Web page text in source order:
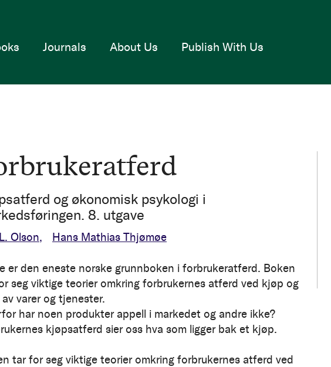
Journals About Us Publish With Us
og økonomisk psykologi i
8. utgave
Olson Hans Mathias Thjømøe
er den eneste norske grunnboken i forbrukeratferd. Boken
seg viktige teorier omkring forbrukernes atferd ved kjøp og
varer og tjenester.
har noen produkter appell i markedet og andre ikke?
kjøpsatferd sier oss hva som ligger bak et kjøp.
tar for seg viktige teorier omkring forbrukernes atferd ved